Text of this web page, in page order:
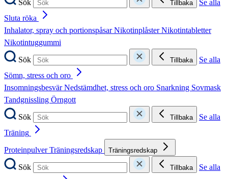
Sök
Tillbaka
Se alla
Sluta röka
Inhalator, spray och portionspåsarNikotinplåsterNikotintabletter
Nikotintuggummi
Sök
Tillbaka
Se alla
Sömn, stress och oro
InsomningsbesvärNedstämdhet, stress och oro Snarkning Sovmask
Tandgnissling Örngott
Sök
Tillbaka
Se alla
Träning
ProteinpulverTräningsredskap Träningsredskap
Sök Tillbaka
Se alla